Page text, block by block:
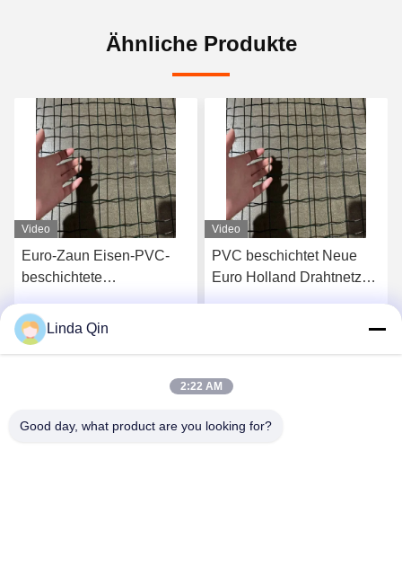
Ähnliche Produkte
Video
Euro-Zaun Eisen-PVC-
beschichtete
Gartendrahtgitterzaun für
den Schutz der Farm
Jetzt Chatten
Video
PVC beschichtet Neue
Euro Holland Drahtnetz
Linda Qin
2:22 AM
Good day, what product are you looking for?